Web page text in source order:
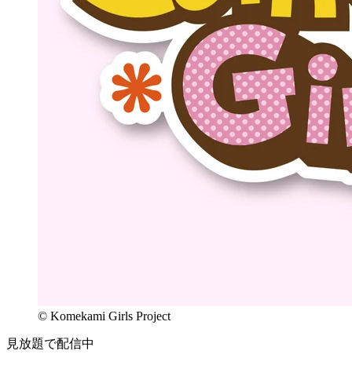
© Komekami Girls Project
見放題で配信中